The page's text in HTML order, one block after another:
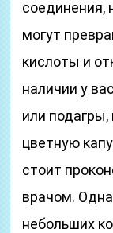
могут
кислоты и
наличии у
или
цветную
стоит
врачом.
небольших